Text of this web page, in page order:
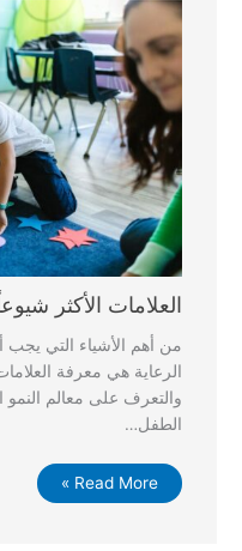
العلامات الأكثر
من أهم الأشياء التي يجب
الرعاية هي معرفة
والتعرف على معالم النمو
الطفل…
Read More »